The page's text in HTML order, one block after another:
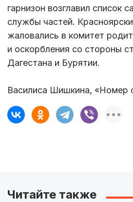
гарнизон возглавил список
службы частей.
жаловались в комитет
и оскорбления со стороны
Дагестана и Бурятии.
Василиса Шишкина, «Номер
Читайте также